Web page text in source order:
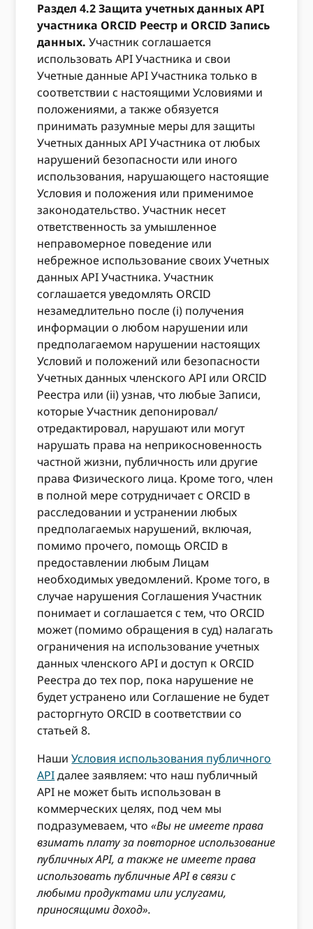
Раздел 4.2 Защита учетных данных API
участника ORCID Реестр и ORCID Запись
данных. Участник соглашается
использовать API Участника и свои
Учетные данные API Участника только в
соответствии с настоящими Условиями и
положениями, а также обязуется
принимать разумные меры для защиты
Учетных данных API Участника от любых
нарушений безопасности или иного
использования, нарушающего настоящие
Условия и положения или применимое
законодательство. Участник несет
ответственность за умышленное
неправомерное поведение или
небрежное использование своих Учетных
данных API Участника. Участник
соглашается уведомлять ORCID
незамедлительно после (i) получения
информации о любом нарушении или
предполагаемом нарушении настоящих
Условий и положений или безопасности
Учетных данных членского API или ORCID
Реестра или (ii) узнав, что любые Записи,
которые Участник депонировал/
отредактировал, нарушают или могут
нарушать права на неприкосновенность
частной жизни, публичность или другие
права Физического лица. Кроме того, член
в полной мере сотрудничает с ORCID в
расследовании и устранении любых
предполагаемых нарушений, включая,
помимо прочего, помощь ORCID в
предоставлении любым Лицам
необходимых уведомлений. Кроме того, в
случае нарушения Соглашения Участник
понимает и соглашается с тем, что ORCID
может (помимо обращения в суд) налагать
ограничения на использование учетных
данных членского API и доступ к ORCID
Реестра до тех пор, пока нарушение не
будет устранено или Соглашение не будет
расторгнуто ORCID в соответствии со
статьей 8.
НашиУсловия использования публичного
APIдалее заявляем: что наш публичный
API не может быть использован в
коммерческих целях, под чем мы
подразумеваем, что«Вы не имеете права
взимать плату за повторное использование
публичных API, а также не имеете права
использовать публичные API в связи с
любыми продуктами или услугами,
приносящими доход».